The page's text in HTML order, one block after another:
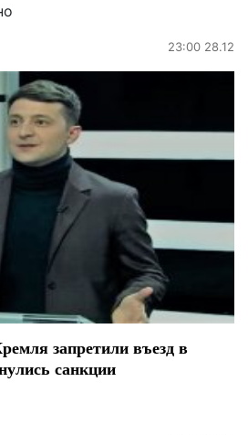
23:00 28.12
запретили въезд в
санкции